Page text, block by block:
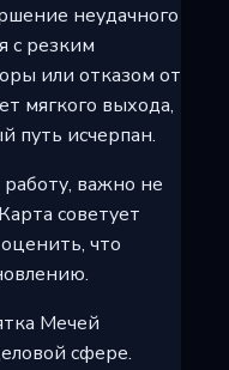
неудачного
с резким
или отказом от
мягкого выхода,
путь исчерпан.
важно не
советует
что
Мечей
сфере.